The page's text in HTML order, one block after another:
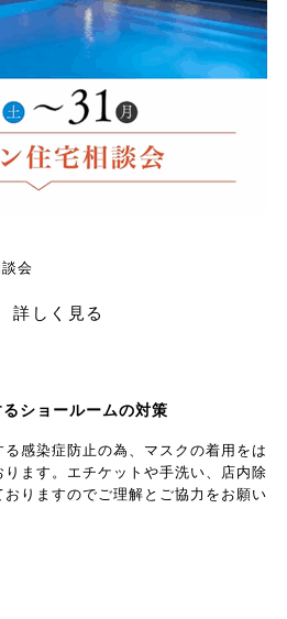
会
詳しく見る
ショールームの対策
感染症防止の為、マスクの着用をは
ます。エチケットや手洗い、店内除
りますのでご理解とご協力をお願い